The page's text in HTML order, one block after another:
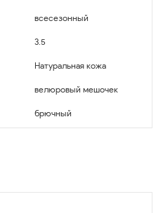
всесезонный
3.5
Натуральная кожа
велюровый мешочек
брючный